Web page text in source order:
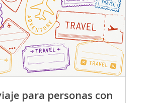
para personas con